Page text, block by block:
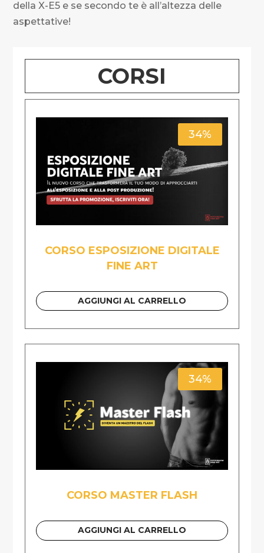
della X-E5 e se secondo te è all’altezza delle
aspettative!
CORSI
34%
CORSO ESPOSIZIONE DIGITALE
FINE ART
AGGIUNGI AL CARRELLO
34%
CORSO MASTER FLASH
AGGIUNGI AL CARRELLO